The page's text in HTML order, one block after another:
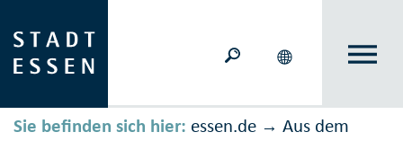
Sie befinden sich hier: essen.de → Aus dem